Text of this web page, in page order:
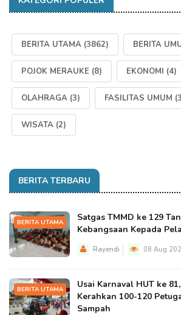
BERITA UTAMA (3862) BERITA
POJOK MERAUKE (8) EKONOMI (4)
OLAHRAGA (3) FASILITAS UMUM
WISATA (2)
BERITA TERBARU
BERITA UTAMA
Satgas TMMD ke 129
Kebangsaan Kepada
Rayendi 08 Aug
BERITA UTAMA
Usai Karnaval HUT ke
Kerahkan 100-120
Sampah